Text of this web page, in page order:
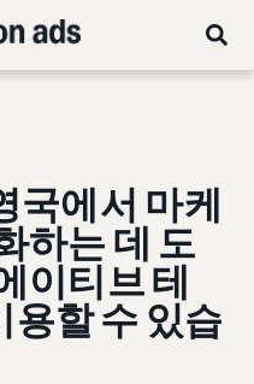
국에서 마케
하는 데 도
이티브 테
용할 수 있습